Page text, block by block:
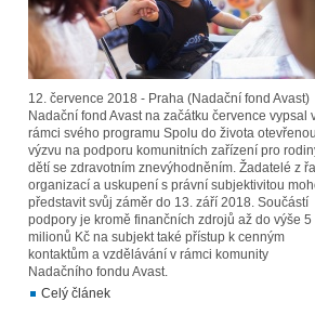
12. července 2018 - Praha (Nadační fond Avast)
Nadační fond Avast na začátku července vypsal
rámci svého programu Spolu do života otevřenou
výzvu na podporu komunitních zařízení pro
dětí se zdravotním znevýhodněním. Žadatelé z
organizací a uskupení s právní subjektivitou
představit svůj záměr do 13. září 2018. Součástí
podpory je kromě finančních zdrojů až do výše 5
milionů Kč na subjekt také přístup k cenným
kontaktům a vzdělávání v rámci komunity
Nadačního fondu Avast.
Celý článek